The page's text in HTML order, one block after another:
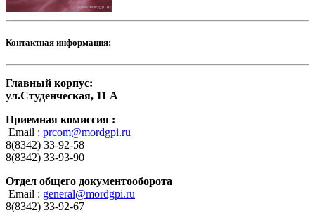
Контактная информация:
Главный корпус:
ул.Студенческая, 11 А
Приемная комиссия :
Email : prcom@mordgpi.ru
8(8342) 33-92-58
8(8342) 33-93-90
Отдел общего документооборота
Email : general@mordgpi.ru
8(8342) 33-92-67